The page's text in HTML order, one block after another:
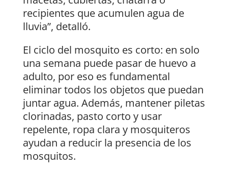
recipientes que acumulen agua de
lluvia”, detalló.
El ciclo del mosquito es corto: en solo
una semana puede pasar de huevo a
adulto, por eso es fundamental
eliminar todos los objetos que puedan
juntar agua. Además, mantener piletas
clorinadas, pasto corto y usar
repelente, ropa clara y mosquiteros
ayudan a reducir la presencia de los
mosquitos.